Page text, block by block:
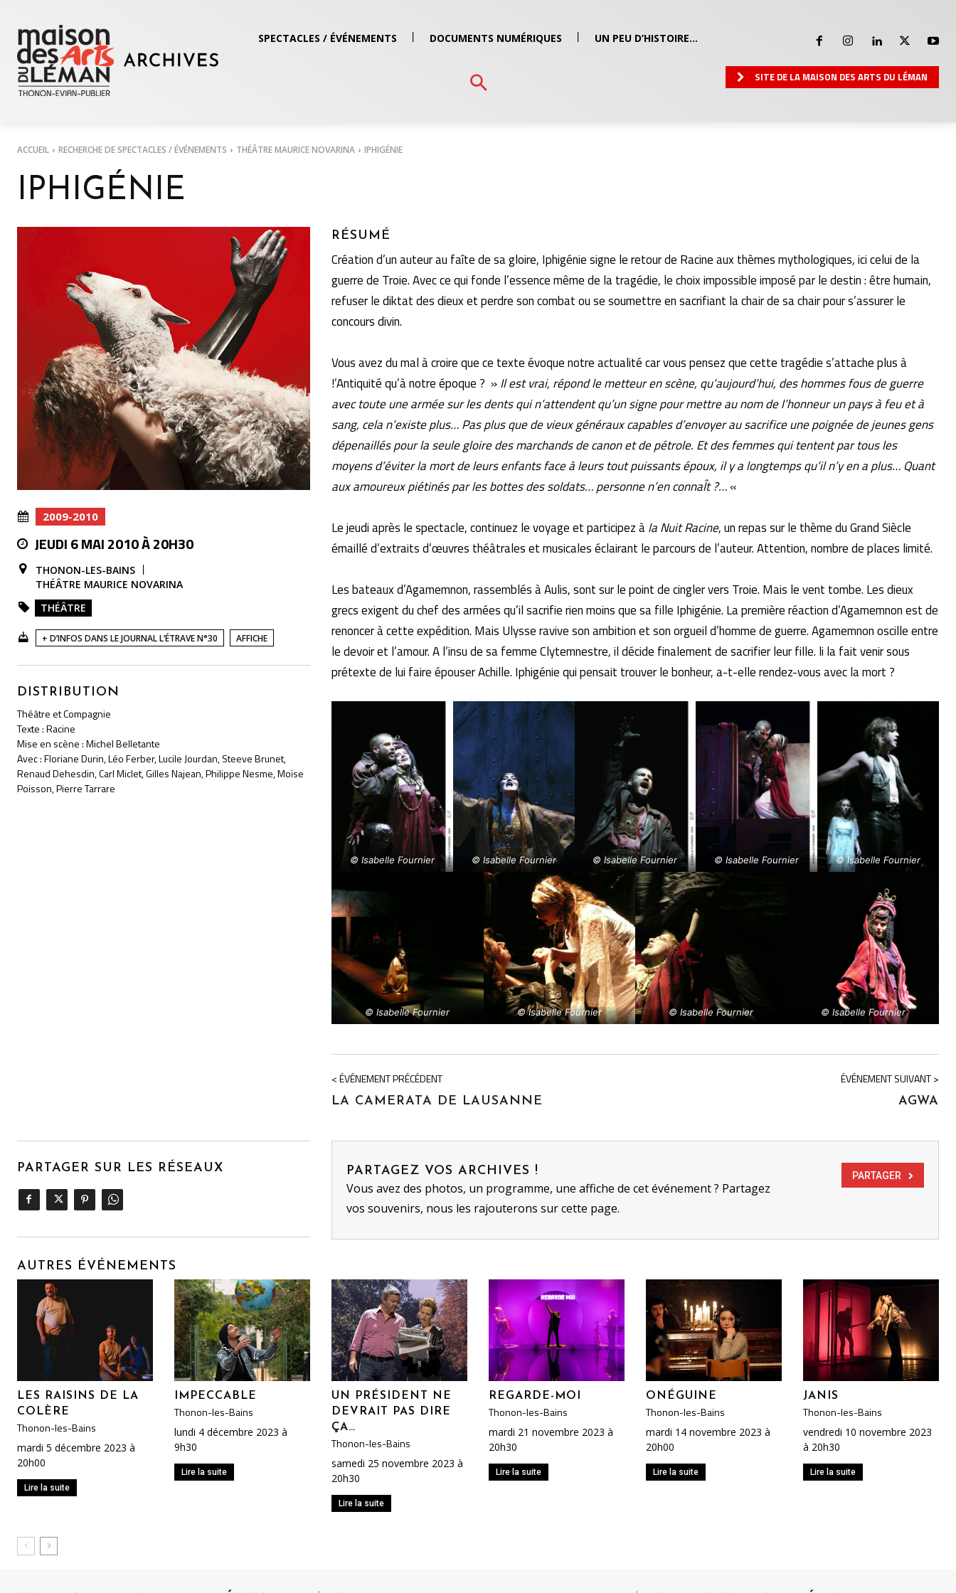
SPECTACLES / ÉVÉNEMENTS DOCUMENTS NUMÉRIQUES UN PEU D’HISTOIRE…
SITE DE LA MAISON DES ARTS DU LÉMAN
ACCUEIL RECHERCHE DE SPECTACLES / ÉVÉNEMENTS THÉÂTRE MAURICE NOVARINA IPHIGÉNIE
IPHIGÉNIE
2009-2010
JEUDI 6 MAI 2010 À 20H30
THONON-LES-BAINS
THÉÂTRE MAURICE NOVARINA
THÉÂTRE
+ D’INFOS DANS LE JOURNAL L’ÉTRAVE N°30 AFFICHE
DISTRIBUTION
Théâtre et Compagnie
Texte : Racine
Mise en scène : Michel Belletante
Avec : Floriane Durin, Léo Ferber, Lucile Jourdan, Steeve Brunet,
Renaud Dehesdin, Carl Miclet, Gilles Najean, Philippe Nesme, Moïse
Poisson, Pierre Tarrare
RÉSUMÉ
Création d’un auteur au faîte de sa gloire, Iphigénie signe le retour de Racine aux thèmes mythologiques, ici celui de la
guerre de Troie. Avec ce qui fonde l’essence même de la tragédie, le choix impossible imposé par le destin : être humain,
refuser le diktat des dieux et perdre son combat ou se soumettre en sacrifiant la chair de sa chair pour s’assurer le
concours divin.
Vous avez du mal à croire que ce texte évoque notre actualité car vous pensez que cette tragédie s’attache plus à
!’Antiquité qu’à notre époque ? »Il est vrai, répond le metteur en scène, qu’aujourd’hui, des hommes fous de guerre
avec toute une armée sur les dents qui n’attendent qu’un signe pour mettre au nom de l’honneur un pays à feu et à
sang, cela n’existe plus… Pas plus que de vieux généraux capables d’envoyer au sacrifice une poignée de jeunes gens
dépenaillés pour la seule gloire des marchands de canon et de pétrole. Et des femmes qui tentent par tous les
moyens d’éviter la mort de leurs enfants face à leurs tout puissants époux, il y a longtemps qu’il n’y en a plus… Quant
aux amoureux piétinés par les bottes des soldats… personne n’en connaÎt ?…«
Le jeudi après le spectacle, continuez le voyage et participez àla Nuit Racine, un repas sur le thème du Grand Siècle
émaillé d’extraits d’œuvres théâtrales et musicales éclairant le parcours de l’auteur. Attention, nombre de places limité.
Les bateaux d’Agamemnon, rassemblés à Aulis, sont sur le point de cingler vers Troie. Mais le vent tombe. Les dieux
grecs exigent du chef des armées qu’il sacrifie rien moins que sa fille Iphigénie. La première réaction d’Agamemnon est de
renoncer à cette expédition. Mais Ulysse ravive son ambition et son orgueil d’homme de guerre. Agamemnon oscille entre
le devoir et l’amour. A l’insu de sa femme Clytemnestre, il décide finalement de sacrifier leur fille. li la fait venir sous
prétexte de lui faire épouser Achille. Iphigénie qui pensait trouver le bonheur, a-t-elle rendez-vous avec la mort ?
© Isabelle Fournier © Isabelle Fournier © Isabelle Fournier © Isabelle Fournier © Isabelle Fournier
© Isabelle Fournier © Isabelle Fournier © Isabelle Fournier © Isabelle Fournier
< ÉVÉNEMENT PRÉCÉDENT
LA CAMERATA DE LAUSANNE
ÉVÉNEMENT SUIVANT >
AGWA
PARTAGER SUR LES RÉSEAUX PARTAGEZ VOS ARCHIVES !
Vous avez des photos, un programme, une affiche de cet événement ? Partagez
vos souvenirs, nous les rajouterons sur cette page.
PARTAGER
AUTRES ÉVÉNEMENTS
LES RAISINS DE LA
COLÈRE
Thonon-les-Bains
mardi 5 décembre 2023 à
20h00
Lire la suite
IMPECCABLE
Thonon-les-Bains
lundi 4 décembre 2023 à
9h30
Lire la suite
UN PRÉSIDENT NE
DEVRAIT PAS DIRE
ÇA…
Thonon-les-Bains
samedi 25 novembre 2023 à
20h30
Lire la suite
REGARDE-MOI
Thonon-les-Bains
mardi 21 novembre 2023 à
20h30
Lire la suite
ONÉGUINE
Thonon-les-Bains
mardi 14 novembre 2023 à
20h00
Lire la suite
JANIS
Thonon-les-Bains
vendredi 10 novembre 2023
à 20h30
Lire la suite